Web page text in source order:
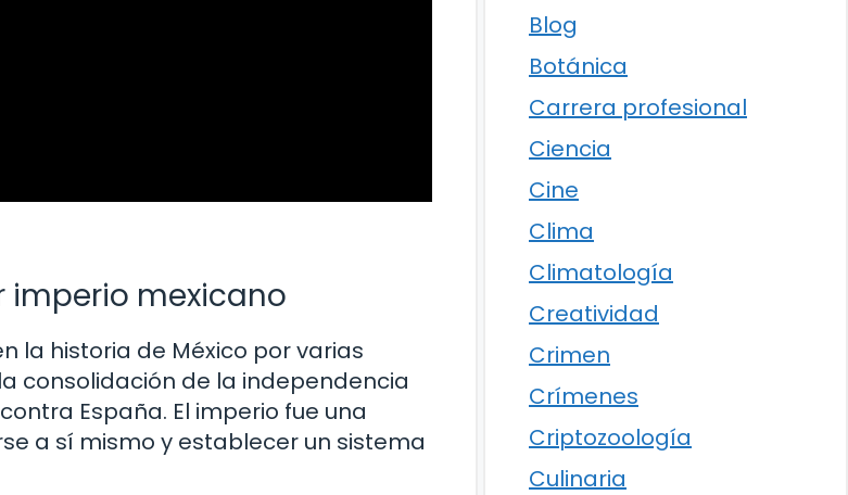
imperio mexicano
la historia de México por varias
consolidación de la independencia
España. El imperio fue una
a sí mismo y establecer un sistema
Blog
Botánica
Carrera profesional
Ciencia
Cine
Clima
Climatología
Creatividad
Crimen
Crímenes
Criptozoología
Culinaria